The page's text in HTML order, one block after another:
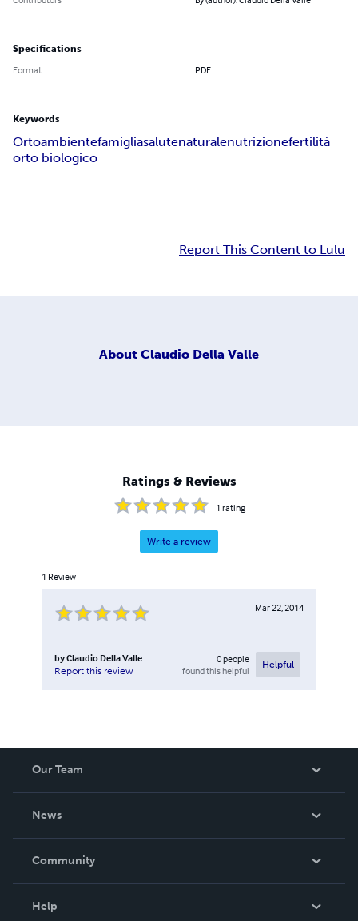
Specifications
Format PDF
Keywords
Ortoambientefamigliasalutenaturalenutrizionefertilità
orto biologico
Report This Content to Lulu
About Claudio Della Valle
Ratings & Reviews
1 rating
Write a review
1 Review
Mar 22, 2014
byClaudio Della Valle
Report this review
0people
found this helpful
Helpful
Our Team
News
In The News
Community
Help